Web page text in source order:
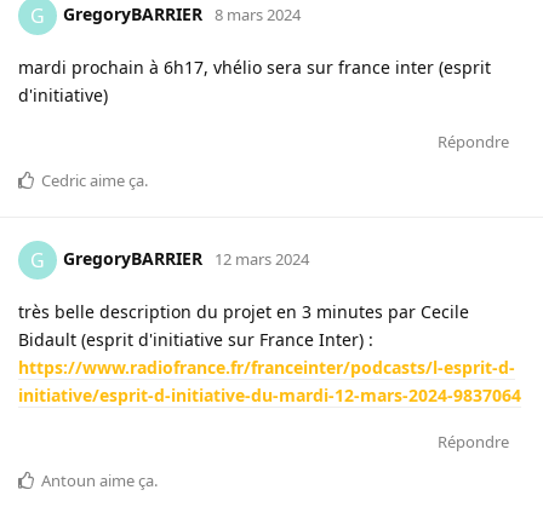
G GregoryBARRIER 8 mars 2024
mardi prochain à 6h17, vhélio sera sur france inter (esprit
d'initiative)
Répondre
Cedricaime ça.
G GregoryBARRIER 12 mars 2024
très belle description du projet en 3 minutes par Cecile
Bidault (esprit d'initiative sur France Inter) :
https://www.radiofrance.fr/franceinter/podcasts/l-esprit-d-
initiative/esprit-d-initiative-du-mardi-12-mars-2024-9837064
Répondre
Antoun aime ça.